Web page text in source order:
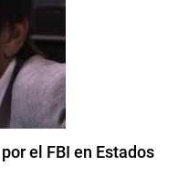
el FBI en Estados